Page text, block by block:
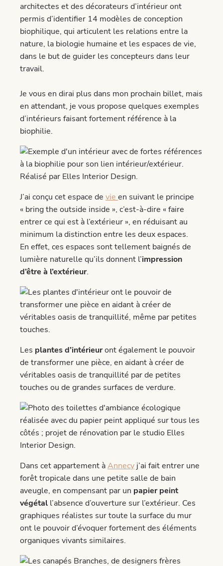
architectes et des décorateurs d’intérieur ont
permis d’identifier 14 modèles de conception
biophilique, qui articulent les relations entre la
nature, la biologie humaine et les espaces de vie,
dans le but de guider les concepteurs dans leur
travail.
Je vous en dirai plus dans mon prochain billet, mais
en attendant, je vous propose quelques exemples
d’intérieurs faisant fortement référence à la
biophilie.
J’ai conçu cet espace de vie en suivant le principe
« bring the outside inside », c’est-à-dire « faire
entrer ce qui est à l’extérieur », en réduisant au
minimum la distinction entre les deux espaces.
En effet, ces espaces sont tellement baignés de
lumière naturelle qu’ils donnent l’impression
d’être à l’extérieur.
Les plantes d’intérieuront également le pouvoir
de transformer une pièce, en aidant à créer de
véritables oasis de tranquillité par de petites
touches ou de grandes surfaces de verdure.
Dans cet appartement àAnnecy j’ai fait entrer une
forêt tropicale dans une petite salle de bain
aveugle, en compensant par un papier peint
végétal l’absence d’ouverture sur l’extérieur. Ces
graphiques réalistes sur toute la surface du mur
ont le pouvoir d’évoquer fortement des éléments
organiques vivants similaires.